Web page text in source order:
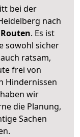
bei der
nach
. Es ist
sowohl sicher
ratsam,
frei von
Hindernissen
wir
die Planung,
Sachen